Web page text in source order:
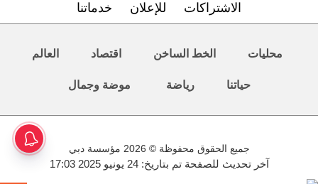
الاشتراكات للإعلان خدماتنا
محليات الخط الساخن اقتصاد العالم
حياتنا رياضة موضة وجمال
جميع الحقوق محفوظة © 2026 مؤسسة دبي
آخر تحديث للصفحة تم بتاريخ: 24 يونيو 2025 17:03